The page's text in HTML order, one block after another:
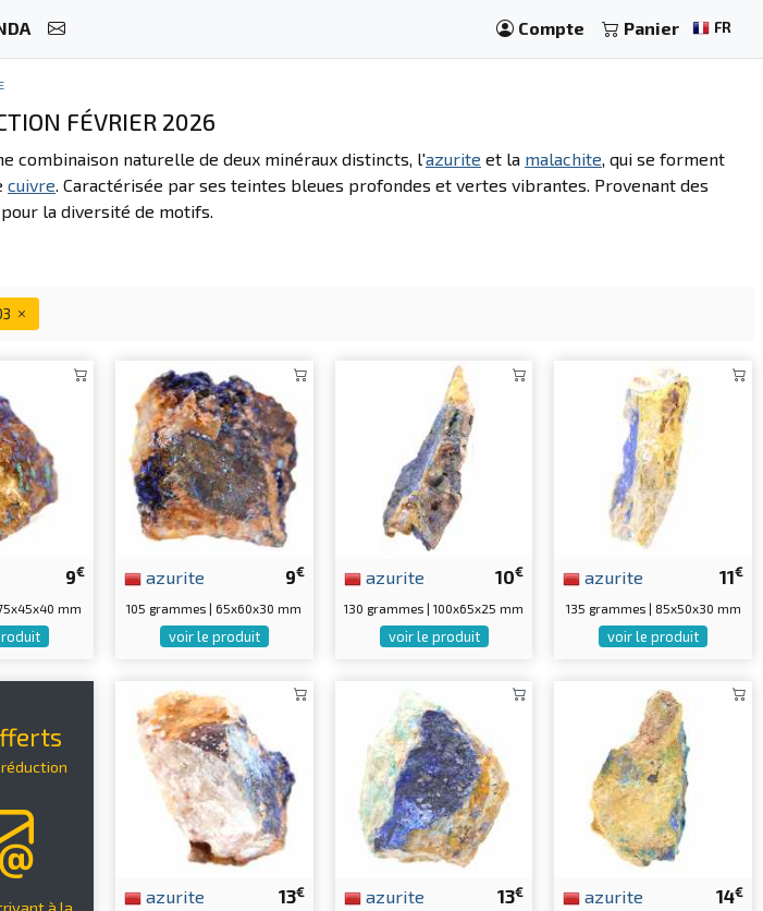
Compte Panier FR
FÉVRIER 2026
combinaison naturelle de deux minéraux distincts, l'azurite et la malachite, qui se forment
cuivre. Caractérisée par ses teintes bleues profondes et vertes vibrantes. Provenant des
la diversité de motifs.
9€
mm
9€
azurite
105 grammes | 65x60x30 mm
voir le produit
10€
azurite
130 grammes | 100x65x25 mm
voir le produit
11€
azurite
135 grammes | 85x50x30 mm
voir le produit
à la
13€
azurite 13€
azurite 14€
azurite